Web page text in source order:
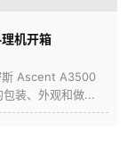
机开箱
斯 Ascent A3500
装、外观和做...